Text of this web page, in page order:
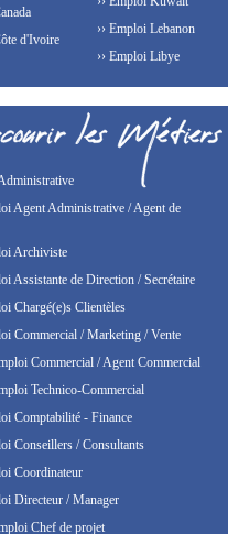
d'Ivoire
›› Emploi Lebanon
›› Emploi Libye
Agent Administrative / Agent de
Archiviste
Assistante de Direction / Secrétaire
Chargé(e)s Clientèles
Commercial / Marketing / Vente
Commercial / Agent Commercial
Technico-Commercial
Comptabilité - Finance
Conseillers / Consultants
Coordinateur
Directeur / Manager
Chef de projet